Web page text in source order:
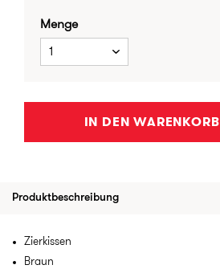
Menge
1
IN DEN WARENKORB
Produktbeschreibung
Zierkissen
Braun